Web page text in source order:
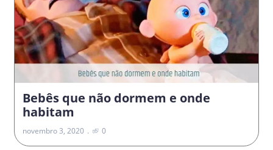
Bebês que não dormem e onde
habitam
novembro 3, 2020 0